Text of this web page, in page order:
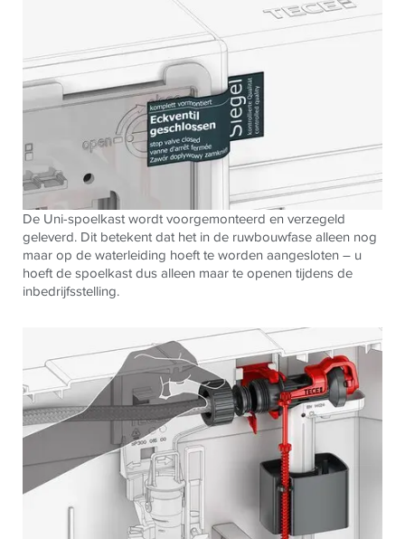
De Uni-spoelkast wordt voorgemonteerd en verzegeld
geleverd. Dit betekent dat het in de ruwbouwfase alleen nog
maar op de waterleiding hoeft te worden aangesloten – u
hoeft de spoelkast dus alleen maar te openen tijdens de
inbedrijfsstelling.